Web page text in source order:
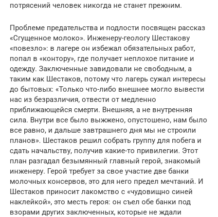
потрясений человек никогда не станет прежним.
Проблеме предательства и подлости посвящен рассказ
«Сгущенное молоко». Инженеру-геологу Шестакову
«повезло»: в лагере он избежал обязательных работ,
попал в «контору», где получает неплохое питание и
одежду. Заключенные завидовали не свободным, а
таким как Шестаков, потому что лагерь сужал интересы
до бытовых: «Только что-либо внешнее могло вывести
нас из безразличия, отвести от медленно
приближающейся смерти. Внешняя, а не внутренняя
сила. Внутри все было выжжено, опустошено, нам было
все равно, и дальше завтрашнего дня мы не строили
планов». Шестаков решил собрать группу для побега и
сдать начальству, получив какие-то привилегии. Этот
план разгадал безымянный главный герой, знакомый
инженеру. Герой требует за свое участие две банки
молочных консервов, это для него предел мечтаний. И
Шестаков приносит лакомство с «чудовищно синей
наклейкой», это месть героя: он съел обе банки под
взорами других заключенных, которые не ждали